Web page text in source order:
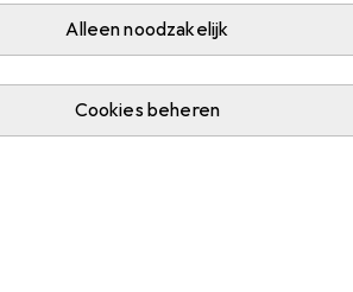
Alleen noodzakelijk
Cookies beheren